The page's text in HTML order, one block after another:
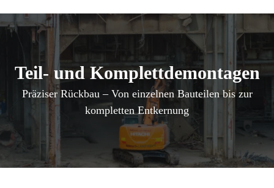
effiziente Trennung von Baustoffen
Teil- und Komplettdemontagen
Präziser Rückbau – Von einzelnen Bauteilen bis zur
kompletten Entkernung